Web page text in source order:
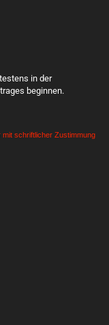
in der
beginnen.
schriftlicher Zustimmung